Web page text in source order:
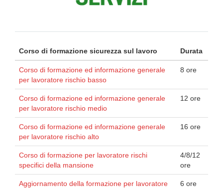
Corso di formazione sicurezza sul lavoro Durata
Corso di formazione ed informazione generale
per lavoratore rischio basso
8 ore
Corso di formazione ed informazione generale
per lavoratore rischio medio
12 ore
Corso di formazione ed informazione generale
per lavoratore rischio alto
16 ore
Corso di formazione per lavoratore rischi
specifici della mansione
4/8/12
ore
Aggiornamento della formazione per lavoratore 6 ore